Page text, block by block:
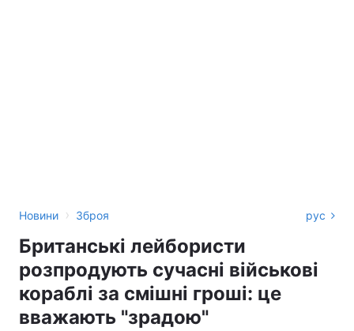
Новини › Зброя рус
Британські лейбористи
розпродують сучасні військові
кораблі за смішні гроші: це
вважають "‎зрадою"‎